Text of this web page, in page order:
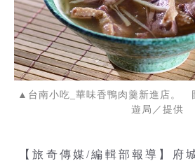
▲台南小吃_華味香鴨肉羹新進店。
遊局／提供
【旅奇傳媒/編輯部報導】府